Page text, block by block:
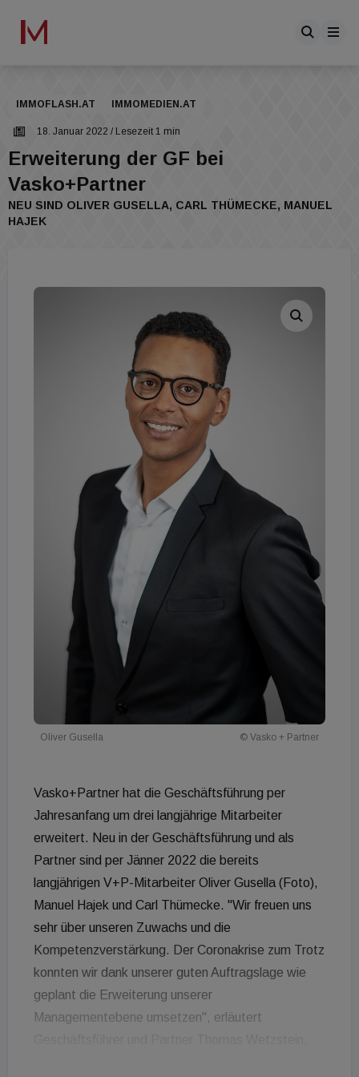
IMMOFLASH.AT IMMOMEDIEN.AT
18. Januar 2022 / Lesezeit 1 min
Erweiterung der GF bei
Vasko+Partner
NEU SIND OLIVER GUSELLA, CARL THÜMECKE, MANUEL
HAJEK
Oliver Gusella © Vasko + Partner
Vasko+Partner hat die Geschäftsführung per
Jahresanfang um drei langjährige Mitarbeiter
erweitert. Neu in der Geschäftsführung und als
Partner sind per Jänner 2022 die bereits
langjährigen V+P-Mitarbeiter Oliver Gusella (Foto),
Manuel Hajek und Carl Thümecke. "Wir freuen uns
sehr über unseren Zuwachs und die
Kompetenzverstärkung. Der Coronakrise zum Trotz
konnten wir dank unserer guten Auftragslage wie
geplant die Erweiterung unserer
Managementebene umsetzen", erläutert